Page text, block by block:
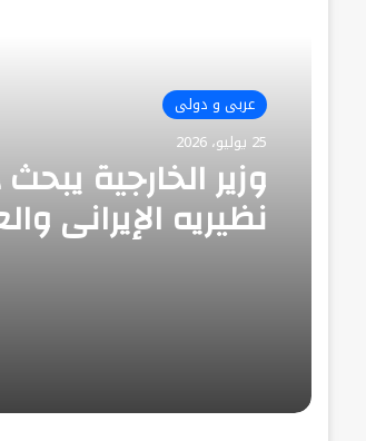
عربى و دولى
25 يوليو، 2026
وزير الخارجية
نظيريه الإيراني
خفض التصعيد